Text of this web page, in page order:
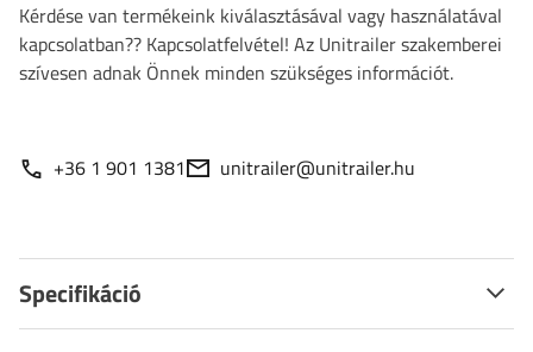
Kérdése van termékeink kiválasztásával vagy használatával
kapcsolatban?? Kapcsolatfelvétel! Az Unitrailer szakemberei
szívesen adnak Önnek minden szükséges információt.
+36 1 901 1381 unitrailer@unitrailer.hu
Specifikáció